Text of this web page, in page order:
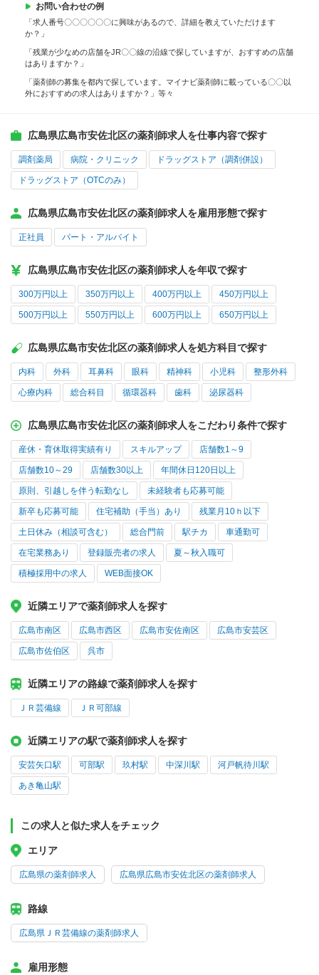
お問い合わせの例
「求人番号〇〇〇〇〇〇に興味があるので、詳細を教えていただけます
か？」
「残業が少なめの店舗をJR〇〇線の沿線で探していますが、おすすめの店舗
はありますか？」
「薬剤師の募集を都内で探しています。マイナビ薬剤師に載っている〇〇以
外におすすめの求人はありますか？」等々
広島県広島市安佐北区の薬剤師求人を仕事内容で探す
調剤薬局 病院・クリニック ドラッグストア（調剤併設）
ドラッグストア（OTCのみ）
広島県広島市安佐北区の薬剤師求人を雇用形態で探す
正社員 パート・アルバイト
広島県広島市安佐北区の薬剤師求人を年収で探す
300万円以上 350万円以上 400万円以上 450万円以上
500万円以上 550万円以上 600万円以上 650万円以上
広島県広島市安佐北区の薬剤師求人を処方科目で探す
内科 外科 耳鼻科 眼科 精神科 小児科 整形外科
心療内科 総合科目 循環器科 歯科 泌尿器科
広島県広島市安佐北区の薬剤師求人をこだわり条件で探す
産休・育休取得実績有り スキルアップ 店舗数1～9
店舗数10～29 店舗数30以上 年間休日120日以上
原則、引越しを伴う転勤なし 未経験者も応募可能
新卒も応募可能 住宅補助（手当）あり 残業月10ｈ以下
土日休み（相談可含む） 総合門前 駅チカ 車通勤可
在宅業務あり 登録販売者の求人 夏～秋入職可
積極採用中の求人 WEB面接OK
近隣エリアで薬剤師求人を探す
広島市南区 広島市西区 広島市安佐南区 広島市安芸区
広島市佐伯区 呉市
近隣エリアの路線で薬剤師求人を探す
ＪＲ芸備線 ＪＲ可部線
近隣エリアの駅で薬剤師求人を探す
安芸矢口駅 可部駅 玖村駅 中深川駅 河戸帆待川駅
あき亀山駅
この求人と似た求人をチェック
エリア
広島県の薬剤師求人 広島県広島市安佐北区の薬剤師求人
路線
広島県ＪＲ芸備線の薬剤師求人
雇用形態